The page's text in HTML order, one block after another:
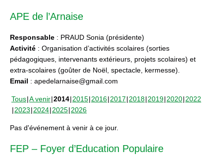
APE de l’Arnaise
Responsable : PRAUD Sonia (présidente)
Activité : Organisation d’activités scolaires (sorties
pédagogiques, intervenants extérieurs, projets scolaires) et
extra-scolaires (goûter de Noël, spectacle, kermesse).
Email : apedelarnaise@gmail.com
Tous A venir 2014 2015 2016 2017 2018 2019 2020 2022
2023 2024 2025 2026
Pas d'événement à venir à ce jour.
FEP – Foyer d’Education Populaire